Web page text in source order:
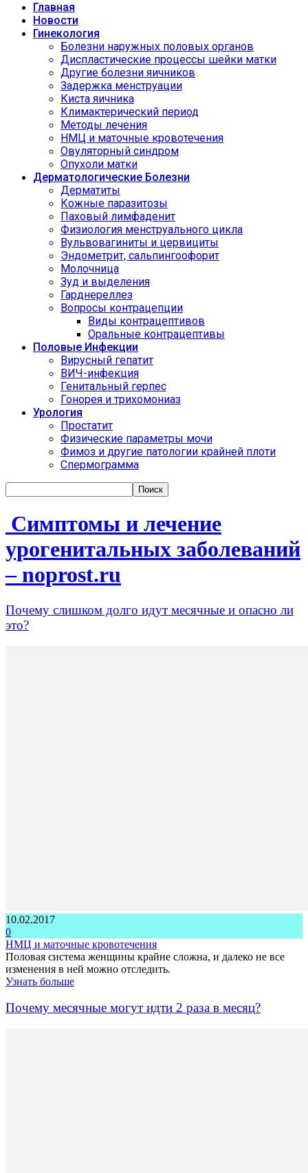
Главная
Новости
Гинекология
Болезни наружных половых органов
Диспластические процессы шейки матки
Другие болезни яичников
Задержка менструации
Киста яичника
Климактерический период
Методы лечения
НМЦ и маточные кровотечения
Овуляторный синдром
Опухоли матки
Дерматологические Болезни
Дерматиты
Кожные паразитозы
Паховый лимфаденит
Физиология менструального цикла
Вульвовагиниты и цервициты
Эндометрит, сальпингоофорит
Молочница
Зуд и выделения
Гарднереллез
Вопросы контрацепции
Виды контрацептивов
Оральные контрацептивы
Половые Инфекции
Вирусный гепатит
ВИЧ-инфекция
Генитальный герпес
Гонорея и трихомониаз
Урология
Простатит
Физические параметры мочи
Фимоз и другие патологии крайней плоти
Спермограмма
Симптомы и лечение
урогенитальных заболеваний
– noprost.ru
Почему слишком долго идут месячные и опасно ли
это?
10.02.2017
0
НМЦ и маточные кровотечения
Половая система женщины крайне сложна, и далеко не все
изменения в ней можно отследить.
Узнать больше
Почему месячные могут идти 2 раза в месяц?